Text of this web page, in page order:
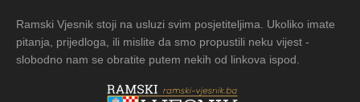
Ramski Vjesnik stoji na usluzi svim posjetiteljima. Ukoliko imate
pitanja, prijedloga, ili mislite da smo propustili neku vijest -
slobodno nam se obratite putem nekih od linkova ispod.